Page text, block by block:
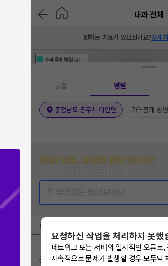
내과 전체
원하는 치료가 있으신가요?상세
가격공개 병원AD
통합 병원
충청남도 공주시 이인면 가격공개 병원
증상/치료, 궁금한 점이 있나요?
충청남도 공주시 내과
공주시이인면보건지소
요청하신 작업을 처리하지 못했
네트워크 또는 서버의 일시적인 오류로
지속적으로 문제가 발생할 경우 모두닥